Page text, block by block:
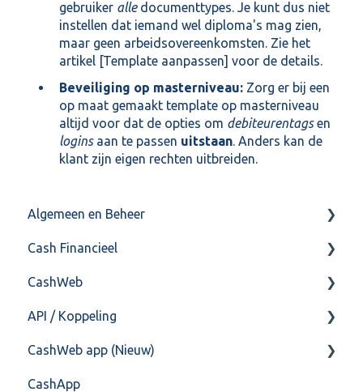
gebruiker alledocumenttypes. Je kunt dus niet
instellen dat iemand wel diploma's mag zien,
maar geen arbeidsovereenkomsten. Zie het
artikel [Template aanpassen] voor de details.
Beveiliging op masterniveau: Zorg er bij een
op maat gemaakt template op masterniveau
altijd voor dat de opties om debiteurentagsen
loginsaan te passen uitstaan. Anders kan de
klant zijn eigen rechten uitbreiden.
Algemeen en Beheer
Bank(koppeling)
Import/Export
Postbus
Training & Consultancy
Overig
Cash Financieel
Boekhoud
Fiscaal
Overig
CashWeb
CashHero Layout
Mailen vanuit CASHWeb
Algemeen gebruik
API / Koppeling
Algemeen
Api 3.0 (SOAP API)
CashWeb app (Nieuw)
Veel gestelde vragen
CashApp